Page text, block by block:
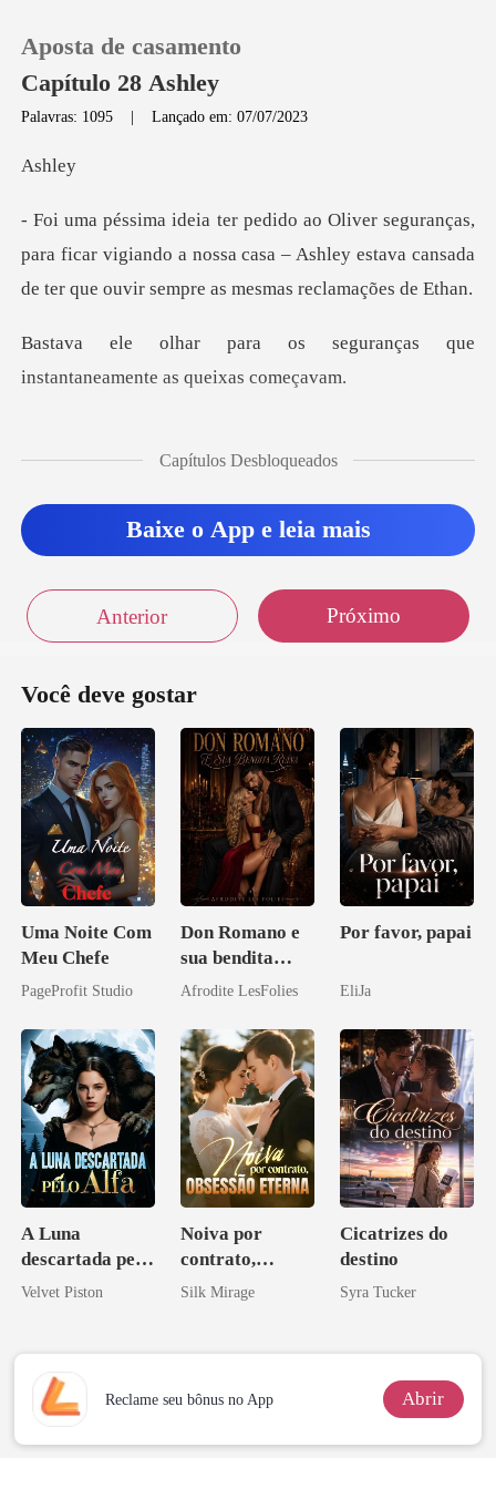
Loja
Histórico
Aposta de casamento
Capítulo 28 Ashley
Palavras: 1095 |Lançado em: 07/07/2023
hl
para ficar vigiando a nossa casa – Ashley estava cansad
seguranças que
instantanea
raiv
Capítulos Desbloqueados
Baixe o App e leia mais
Anterior Próximo
Você deve gostar
Uma Noite Com
Meu Chefe
PageProfit Studio
Don Romano e
sua bendita
ruína
Afrodite LesFolies
Por favor, papai
EliJa
A Luna
descartada pelo
Alfa
Velvet Piston
Noiva por
contrato,
obsessão eterna
Silk Mirage
Cicatrizes do
destino
Syra Tucker
Reclame seu bônus no App Abrir